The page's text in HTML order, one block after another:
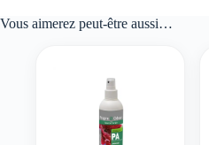
Vous aimerez peut-être aussi…